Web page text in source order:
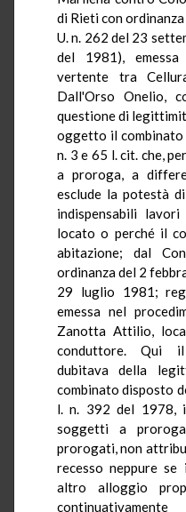
di Rieti con
U. n. 262 del 23
del 1981),
vertente tra
Dall'Orso Onelio,
questione di
oggetto il
n. 3 e 65 l. cit. che,
a proroga, a
esclude la potestà
indispensabili
locato o perché il
abitazione; dal
ordinanza del 2
29 luglio 1981;
emessa nel
Zanotta Attilio,
conduttore. Qui
dubitava della
combinato disposto
l. n. 392 del 1978,
soggetti a
prorogati, non
recesso neppure
altro alloggio